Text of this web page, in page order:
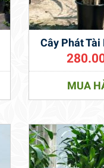
Cây Phát Tài
MUA